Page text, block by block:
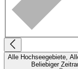
Alle Hochseegebiete,
Beliebiger